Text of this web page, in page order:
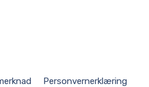
Personvernerklæring